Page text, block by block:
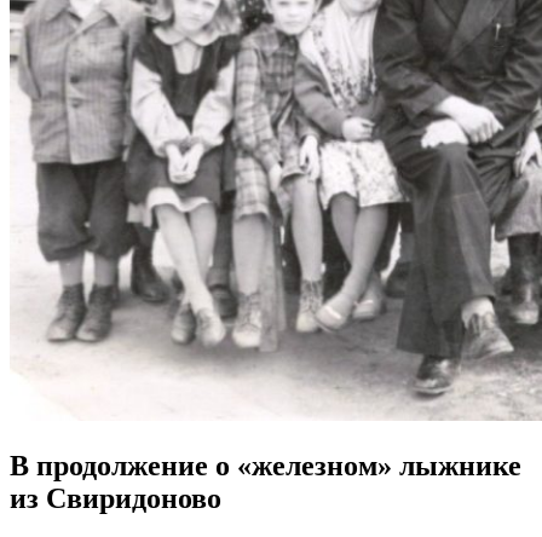
В продолжение о «железном» лыжнике
из Свиридоново